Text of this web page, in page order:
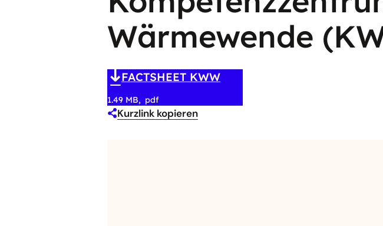
Wärmewende
FACTSHEET KWW
1.49 MB pdf
Kurzlink kopieren